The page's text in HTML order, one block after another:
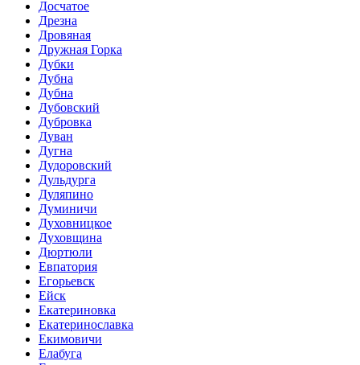
Досчатое
Дрезна
Дровяная
Дружная Горка
Дубки
Дубна
Дубна
Дубовский
Дубровка
Дуван
Дугна
Дудоровский
Дульдурга
Дуляпино
Думиничи
Духовницкое
Духовщина
Дюртюли
Евпатория
Егорьевск
Ейск
Екатериновка
Екатеринославка
Екимовичи
Елабуга